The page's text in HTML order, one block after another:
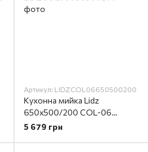
Артикул: LIDZCOL06650500200
Кухонна мийка Lidz
650x500/200 COL-06
(LIDZCOL06650500200)
5 679 грн